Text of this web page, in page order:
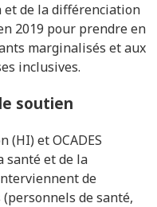
et de la différenciation
2019 pour prendre en
marginalisés et aux
inclusives.
soutien
(HI) et OCADES
santé et de la
de
de santé,